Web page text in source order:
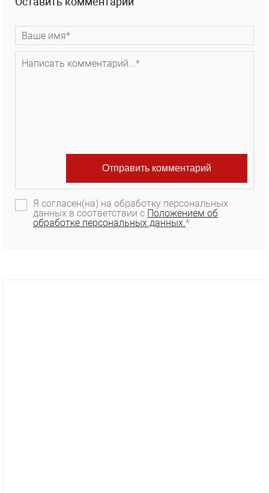
Я согласен(на) на обработку персональных
данных в соответствии с Положением об
обработке персональных данных.*